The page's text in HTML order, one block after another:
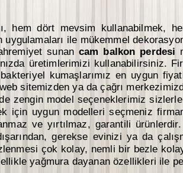
hem dört mevsim
uygulamaları ile mükemmel
sunan cam balkon perdesi
üretimlerimizi kullanabilirsiniz.
kumaşlarımız en uygun
sitemizden ya da çağrı
zengin model seçeneklerimiz
için uygun modelleri seçmeniz
ve yırtılmaz, garantili
gerekse evinizi ya da
çok kolay, nemli bir bezle
yağmura dayanan özellikleri ile